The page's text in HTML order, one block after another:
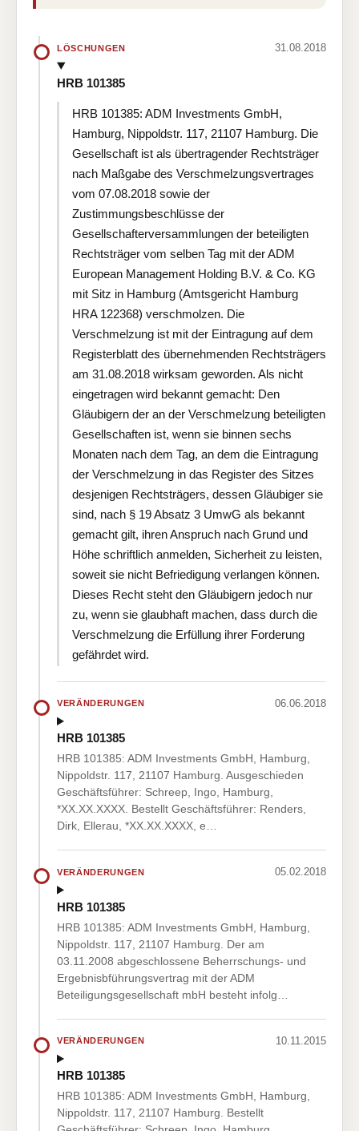
LÖSCHUNGEN 31.08.2018
HRB 101385
HRB 101385: ADM Investments GmbH,
Hamburg, Nippoldstr. 117, 21107 Hamburg. Die
Gesellschaft ist als übertragender Rechtsträger
nach Maßgabe des Verschmelzungsvertrages
vom 07.08.2018 sowie der
Zustimmungsbeschlüsse der
Gesellschafterversammlungen der beteiligten
Rechtsträger vom selben Tag mit der ADM
European Management Holding B.V. & Co. KG
mit Sitz in Hamburg (Amtsgericht Hamburg
HRA 122368) verschmolzen. Die
Verschmelzung ist mit der Eintragung auf dem
Registerblatt des übernehmenden Rechtsträgers
am 31.08.2018 wirksam geworden. Als nicht
eingetragen wird bekannt gemacht: Den
Gläubigern der an der Verschmelzung beteiligten
Gesellschaften ist, wenn sie binnen sechs
Monaten nach dem Tag, an dem die Eintragung
der Verschmelzung in das Register des Sitzes
desjenigen Rechtsträgers, dessen Gläubiger sie
sind, nach § 19 Absatz 3 UmwG als bekannt
gemacht gilt, ihren Anspruch nach Grund und
Höhe schriftlich anmelden, Sicherheit zu leisten,
soweit sie nicht Befriedigung verlangen können.
Dieses Recht steht den Gläubigern jedoch nur
zu, wenn sie glaubhaft machen, dass durch die
Verschmelzung die Erfüllung ihrer Forderung
gefährdet wird.
VERÄNDERUNGEN 06.06.2018
HRB 101385
HRB 101385: ADM Investments GmbH, Hamburg,
Nippoldstr. 117, 21107 Hamburg. Ausgeschieden
Geschäftsführer: Schreep, Ingo, Hamburg,
*XX.XX.XXXX. Bestellt Geschäftsführer: Renders,
Dirk, Ellerau, *XX.XX.XXXX, e…
VERÄNDERUNGEN 05.02.2018
HRB 101385
HRB 101385: ADM Investments GmbH, Hamburg,
Nippoldstr. 117, 21107 Hamburg. Der am
03.11.2008 abgeschlossene Beherrschungs- und
Ergebnisbführungsvertrag mit der ADM
Beteiligungsgesellschaft mbH besteht infolg…
VERÄNDERUNGEN 10.11.2015
HRB 101385
HRB 101385: ADM Investments GmbH, Hamburg,
Nippoldstr. 117, 21107 Hamburg. Bestellt